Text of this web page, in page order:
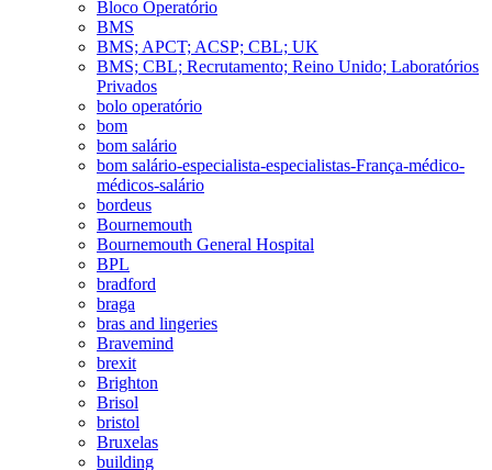
Bloco Operatório
BMS
BMS; APCT; ACSP; CBL; UK
BMS; CBL; Recrutamento; Reino Unido; Laboratórios
Privados
bolo operatório
bom
bom salário
bom salário-especialista-especialistas-França-médico-
médicos-salário
bordeus
Bournemouth
Bournemouth General Hospital
BPL
bradford
braga
bras and lingeries
Bravemind
brexit
Brighton
Brisol
bristol
Bruxelas
building